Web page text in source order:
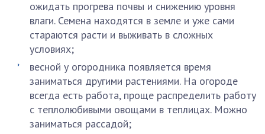
ожидать прогрева почвы и снижению уровня
влаги. Семена находятся в земле и уже сами
стараются расти и выживать в сложных
условиях;
весной у огородника появляется время
заниматься другими растениями. На огороде
всегда есть работа, проще распределить работу
с теплолюбивыми овощами в теплицах. Можно
заниматься рассадой;